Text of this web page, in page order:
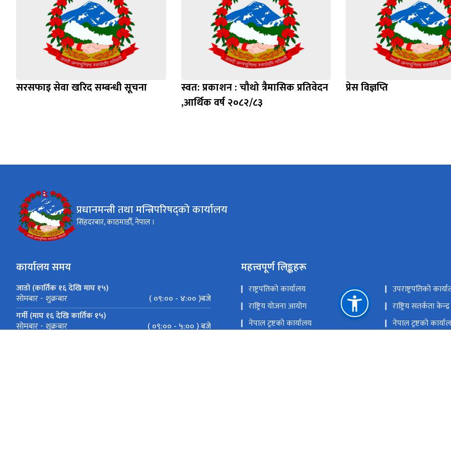
सरसफाइ सेवा खरिद सम्बन्धी सूचना
स्वत: प्रकाशन : चौथो त्रैमासिक प्रतिवेदन
,आर्थिक वर्ष २०८२/८३
प्रेस विज्ञप्ति
प्रधानमन्त्री तथा मन्त्रिपरिषद्को कार्यालय
सिंहदरबार, काठमाडौँ, नेपाल ।
कार्यालय समय
जाडो (कार्तिक १६ देखि माघ १५)
सोमबार - शुक्रबार
( ०९:०० - ४:०० )बजे
गर्मी (माघ १६ देखि कार्तिक १५)
सोमबार - शुक्रबार ( ०९:०० - ५:०० ) बजे
महत्त्वपूर्ण लिङ्कहरू
राष्ट्रपतिको कार्यालय
उपराष्ट्रपतिको
राष्ट्रिय योजना आयोग
राष्ट्रिय सतर्कता केन्द्र
नेपाल ट्रष्टको कार्यालय
नेपाल ट्रष्टको